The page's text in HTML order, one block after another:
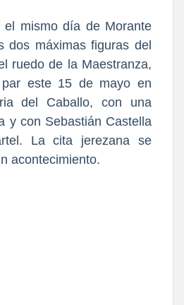
el mismo día de Morante
dos máximas figuras del
ruedo de la Maestranza,
este 15 de mayo en
del Caballo, con una
y con Sebastián Castella
La cita jerezana se
acontecimiento.